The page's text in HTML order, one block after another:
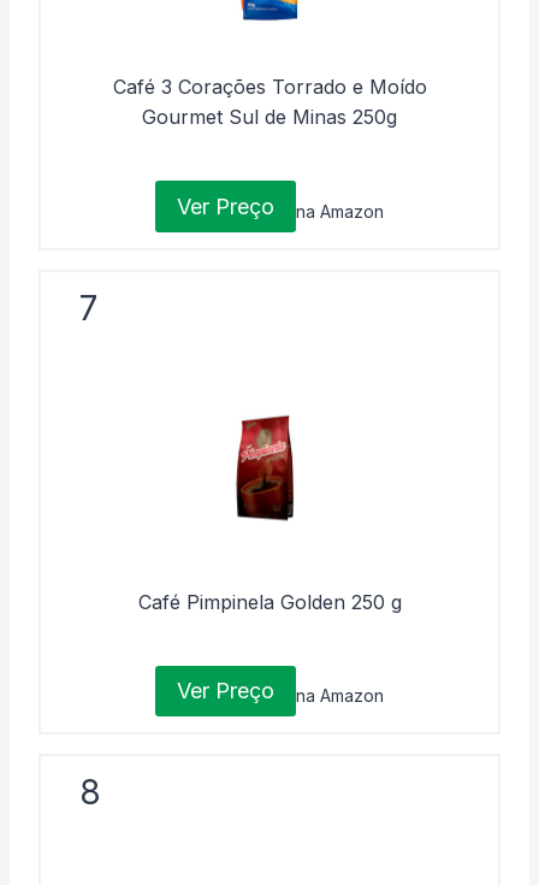
Café 3 Corações Torrado e Moído
Gourmet Sul de Minas 250g
Ver Preço na Amazon
7
Café Pimpinela Golden 250 g
Ver Preço na Amazon
8